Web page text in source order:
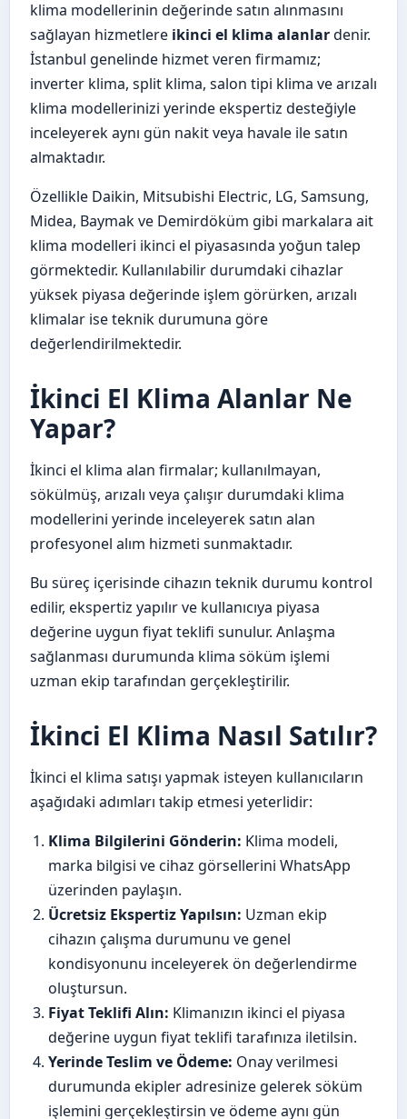
klima modellerinin değerinde satın alınmasını
sağlayan hizmetlere ikinci el klima alanlardenir.
İstanbul genelinde hizmet veren firmamız;
inverter klima, split klima, salon tipi klima ve arızalı
klima modellerinizi yerinde ekspertiz desteğiyle
inceleyerek aynı gün nakit veya havale ile satın
almaktadır.
Özellikle Daikin, Mitsubishi Electric, LG, Samsung,
Midea, Baymak ve Demirdöküm gibi markalara ait
klima modelleri ikinci el piyasasında yoğun talep
görmektedir. Kullanılabilir durumdaki cihazlar
yüksek piyasa değerinde işlem görürken, arızalı
klimalar ise teknik durumuna göre
değerlendirilmektedir.
İkinci El Klima Alanlar Ne
Yapar?
İkinci el klima alan firmalar; kullanılmayan,
sökülmüş, arızalı veya çalışır durumdaki klima
modellerini yerinde inceleyerek satın alan
profesyonel alım hizmeti sunmaktadır.
Bu süreç içerisinde cihazın teknik durumu kontrol
edilir, ekspertiz yapılır ve kullanıcıya piyasa
değerine uygun fiyat teklifi sunulur. Anlaşma
sağlanması durumunda klima söküm işlemi
uzman ekip tarafından gerçekleştirilir.
İkinci El Klima Nasıl Satılır?
İkinci el klima satışı yapmak isteyen kullanıcıların
aşağıdaki adımları takip etmesi yeterlidir:
Klima Bilgilerini Gönderin: Klima modeli,
marka bilgisi ve cihaz görsellerini WhatsApp
üzerinden paylaşın.
Ücretsiz Ekspertiz Yapılsın: Uzman ekip
cihazın çalışma durumunu ve genel
kondisyonunu inceleyerek ön değerlendirme
oluştursun.
Fiyat Teklifi Alın: Klimanızın ikinci el piyasa
değerine uygun fiyat teklifi tarafınıza iletilsin.
Yerinde Teslim ve Ödeme: Onay verilmesi
durumunda ekipler adresinize gelerek söküm
işlemini gerçekleştirsin ve ödeme aynı gün